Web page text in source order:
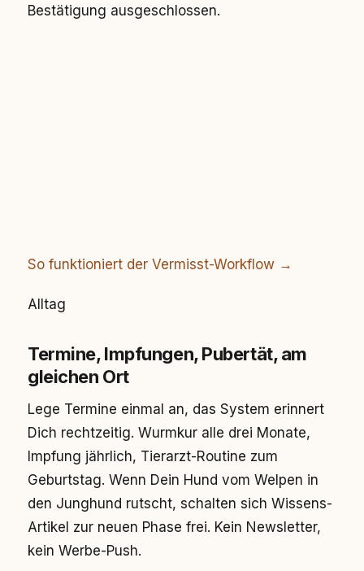
Bestätigung ausgeschlossen.
So funktioniert der Vermisst-Workflow →
Alltag
Termine, Impfungen, Pubertät, am
gleichen Ort
Lege Termine einmal an, das System erinnert
Dich rechtzeitig. Wurmkur alle drei Monate,
Impfung jährlich, Tierarzt-Routine zum
Geburtstag. Wenn Dein Hund vom Welpen in
den Junghund rutscht, schalten sich Wissens-
Artikel zur neuen Phase frei. Kein Newsletter,
kein Werbe-Push.